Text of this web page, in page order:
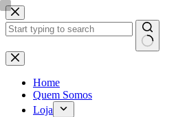
Pular
para
o
Sem
resultados
Home
Quem Somos
Loja